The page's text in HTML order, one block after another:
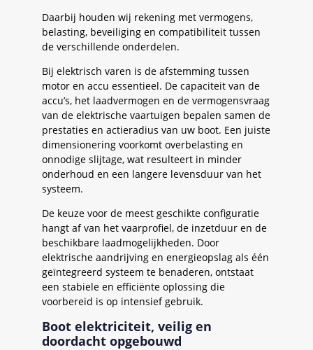
Daarbij houden wij rekening met vermogens,
belasting, beveiliging en compatibiliteit tussen
de verschillende onderdelen.
Bij elektrisch varen is de afstemming tussen
motor en accu essentieel. De capaciteit van de
accu’s, het laadvermogen en de vermogensvraag
van de elektrische vaartuigen bepalen samen de
prestaties en actieradius van uw boot. Een juiste
dimensionering voorkomt overbelasting en
onnodige slijtage, wat resulteert in minder
onderhoud en een langere levensduur van het
systeem.
De keuze voor de meest geschikte configuratie
hangt af van het vaarprofiel, de inzetduur en de
beschikbare laadmogelijkheden. Door
elektrische aandrijving en energieopslag als één
geïntegreerd systeem te benaderen, ontstaat
een stabiele en efficiënte oplossing die
voorbereid is op intensief gebruik.
Boot elektriciteit, veilig en
doordacht opgebouwd